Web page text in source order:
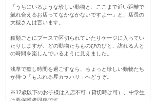
「うちにいるような珍しい動物と、ここまで近い距離で
触れ合えるお店ってなかなかないですよ〜」と、店長の
大槻さんは言います。
種類ごとにブースで区切られていたりケージに入ってい
たりしますが、どの動物たちものびのびと、訪れる人と
の時間を楽しんでいるように見えました。
浅草で癒し時間を過ごすなら、ちょっと珍しい動物たち
が待つ「もふれる屋カラハリ」へどうぞ。
※12歳以下のお子様は入店不可（貸切時は可）、中学生